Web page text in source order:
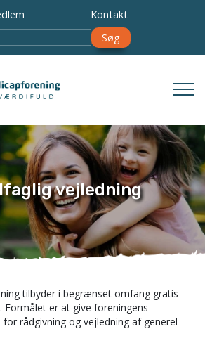
Kontakt
vejledning
tilbyder i begrænset omfang gratis
Formålet er at give foreningens
rådgivning og vejledning af generel